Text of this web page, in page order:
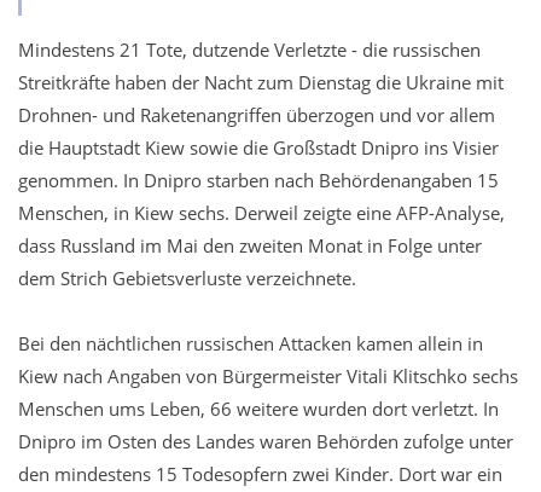
Mindestens 21 Tote, dutzende Verletzte - die russischen
Streitkräfte haben der Nacht zum Dienstag die Ukraine mit
Drohnen- und Raketenangriffen überzogen und vor allem
die Hauptstadt Kiew sowie die Großstadt Dnipro ins Visier
genommen. In Dnipro starben nach Behördenangaben 15
Menschen, in Kiew sechs. Derweil zeigte eine AFP-Analyse,
dass Russland im Mai den zweiten Monat in Folge unter
dem Strich Gebietsverluste verzeichnete.
Bei den nächtlichen russischen Attacken kamen allein in
Kiew nach Angaben von Bürgermeister Vitali Klitschko sechs
Menschen ums Leben, 66 weitere wurden dort verletzt. In
Dnipro im Osten des Landes waren Behörden zufolge unter
den mindestens 15 Todesopfern zwei Kinder. Dort war ein